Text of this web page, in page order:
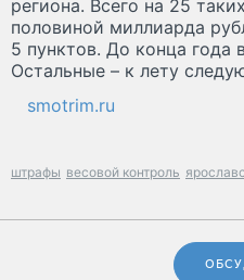
региона. Всего на 25
половиной миллиарда
5 пунктов. До конца года
Остальные – к лету
smotrim.ru
штрафы весовой контроль